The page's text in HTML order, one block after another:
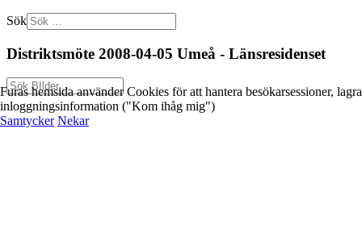
Sök
Distriktsmöte 2008-04-05 Umeå - Länsresidenset
Furas hemsida använder Cookies för att hantera besökarsessioner, lagra
inloggningsinformation ("Kom ihåg mig")
Samtycker Nekar